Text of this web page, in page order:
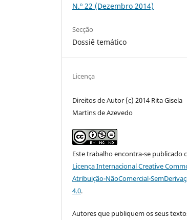
N.º 22 (Dezembro 2014)
Secção
Dossiê temático
Licença
Direitos de Autor (c) 2014 Rita Gisela
Martins de Azevedo
Este trabalho encontra-se publicado
Licença Internacional Creative
Atribuição-NãoComercial-
4.0.
Autores que publiquem os seus